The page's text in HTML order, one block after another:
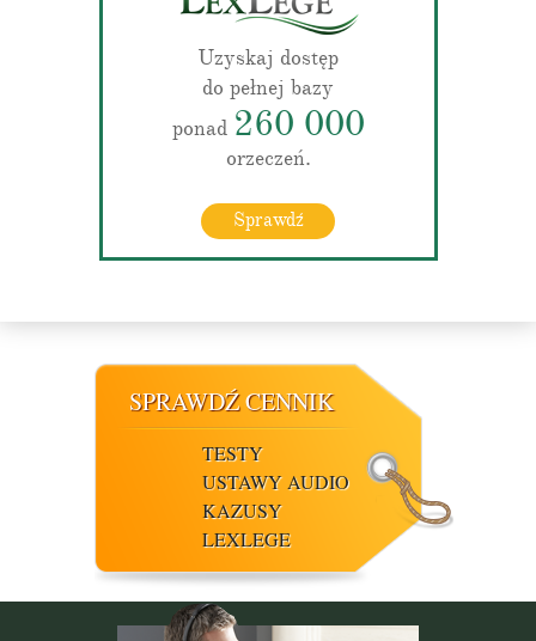
Uzyskaj dostęp
do pełnej bazy
ponad 260 000
orzeczeń.
Sprawdź
SPRAWDŹ CENNIK
TESTY
USTAWY AUDIO
KAZUSY
LEXLEGE